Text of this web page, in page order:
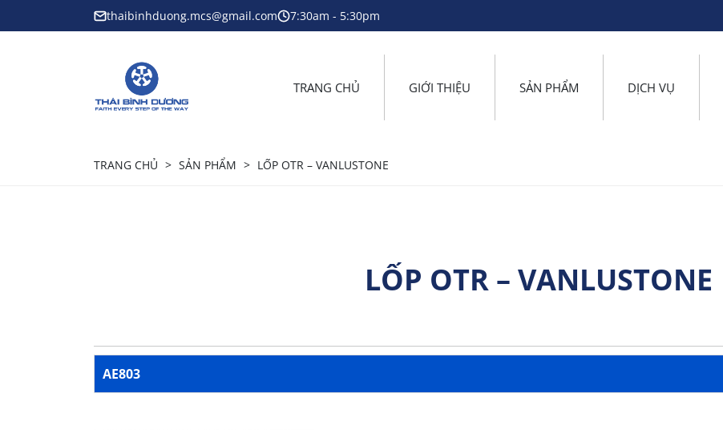
thaibinhduong.mcs@gmail.com 7:30am - 5:30pm
TRANG CHỦ GIỚI THIỆU SẢN PHẨM DỊCH VỤ
TRANG CHỦ SẢN PHẨM LỐP OTR – VANLUSTONE
LỐP OTR – VANLUSTONE
AE803